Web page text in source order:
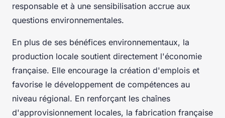
responsable et à une sensibilisation accrue aux
questions environnementales.
En plus de ses bénéfices environnementaux, la
production locale soutient directement l'économie
française. Elle encourage la création d'emplois et
favorise le développement de compétences au
niveau régional. En renforçant les chaînes
d'approvisionnement locales, la fabrication française